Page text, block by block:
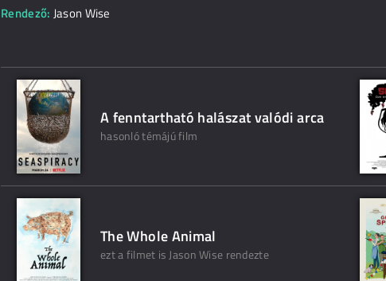
Rendező: Jason Wise
A fenntartható halászat valódi arca
hasonló témájú film
The Whole Animal
ezt a filmet is Jason Wise rendezte